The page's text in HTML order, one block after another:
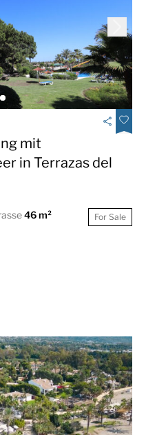
mit
in Terrazas del
46 m² For Sale